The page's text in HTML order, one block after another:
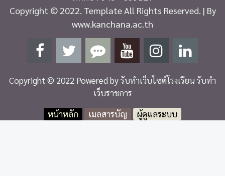
Copyright © 2022. Template All Rights Reserved. | By
www.kanchana.ac.th
Copyright © 2022 Powered byรับทำเว็บไซต์โรงเรียน รับทำ
เว็บราชการ
หน้าหลัก
เมลสารบัญ ผู้ดูแลระบบ